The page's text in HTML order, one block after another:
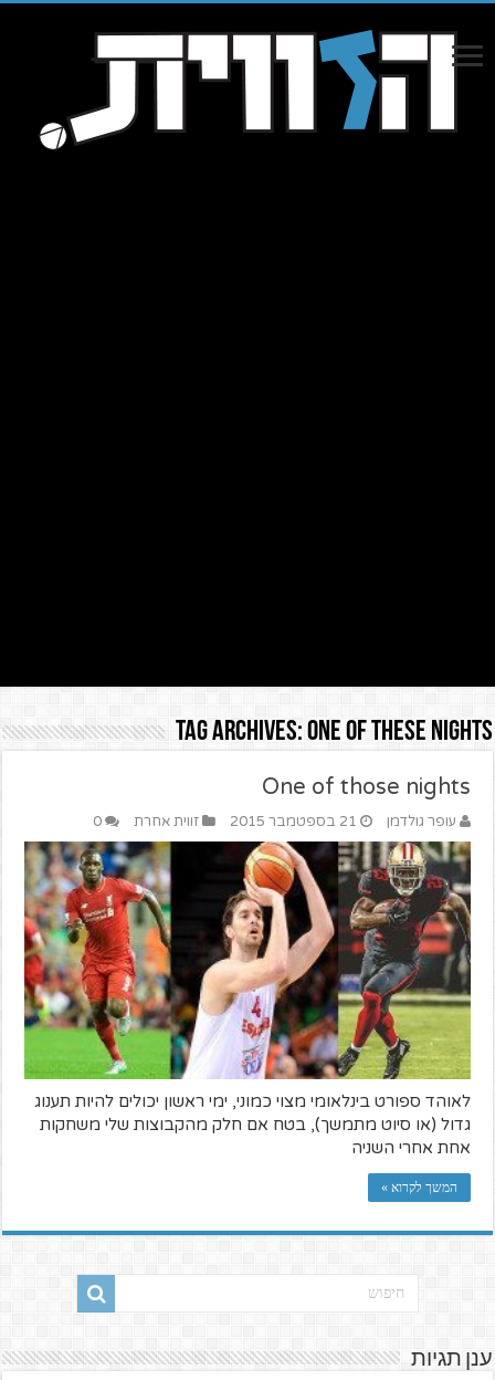
Tag Archives:One of these nights
One of those nights
עופר גולדמן 21 בספטמבר 2015 זווית אחרת 0
לאוהד ספורט בינלאומי מצוי כמוני, ימי ראשון יכולים להיות תענוג
גדול (או סיוט מתמשך), בטח אם חלק מהקבוצות שלי משחקות
אחת אחרי השניה
המשך לקרוא »
ענן תגיות